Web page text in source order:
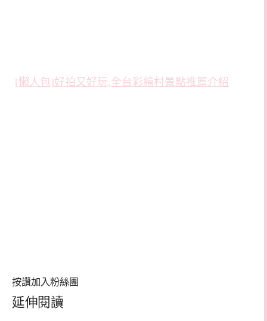
[懶人包]好拍又好玩,全台彩繪村景點推薦介紹
按讚加入粉絲團
延伸閱讀